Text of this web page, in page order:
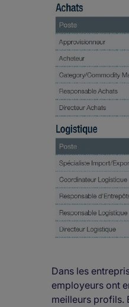
Dans les
employeurs ont
meilleurs profils.